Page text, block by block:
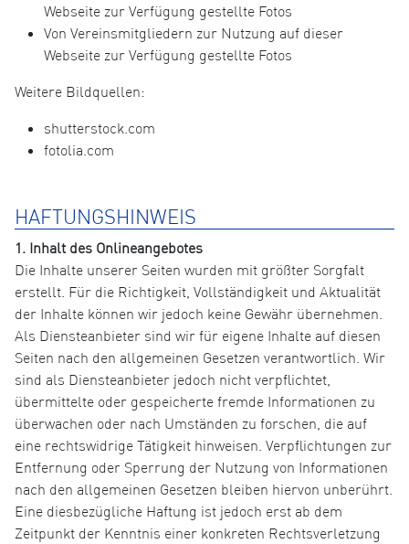
Webseite zur Verfügung gestellte Fotos
Von Vereinsmitgliedern zur Nutzung auf dieser
Webseite zur Verfügung gestellte Fotos
Weitere Bildquellen:
shutterstock.com
fotolia.com
HAFTUNGSHINWEIS
1. Inhalt des Onlineangebotes
Die Inhalte unserer Seiten wurden mit größter Sorgfalt
erstellt. Für die Richtigkeit, Vollständigkeit und Aktualität
der Inhalte können wir jedoch keine Gewähr übernehmen.
Als Diensteanbieter sind wir für eigene Inhalte auf diesen
Seiten nach den allgemeinen Gesetzen verantwortlich. Wir
sind als Diensteanbieter jedoch nicht verpflichtet,
übermittelte oder gespeicherte fremde Informationen zu
überwachen oder nach Umständen zu forschen, die auf
eine rechtswidrige Tätigkeit hinweisen. Verpflichtungen zur
Entfernung oder Sperrung der Nutzung von Informationen
nach den allgemeinen Gesetzen bleiben hiervon unberührt.
Eine diesbezügliche Haftung ist jedoch erst ab dem
Zeitpunkt der Kenntnis einer konkreten Rechtsverletzung